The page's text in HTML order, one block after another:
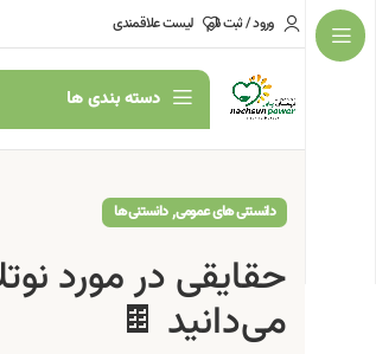
ورود / ثبت نام لیست علاقمندی
دسته بندی ها
دانستنی های عمومی,دانستنی ها
حقایقی در مورد
می‌دانید 🍫